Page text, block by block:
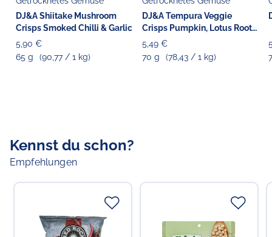
Koldingstr. 1B
22769 Hamburg
DJ&A Shiitake Mushroom
Crisps Smoked Chilli & Garlic
5,90 €
65 g
(90,77 / 1 kg)
DJ&A Tempura Veggie
Crisps Pumpkin, Lotus Root
& Eggplant
5,49 €
70 g
(78,43 / 1 kg)
Kennst du schon?
Empfehlungen